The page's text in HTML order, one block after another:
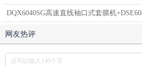
DQX6040SG高速直线袖口式套膜机
网友热评